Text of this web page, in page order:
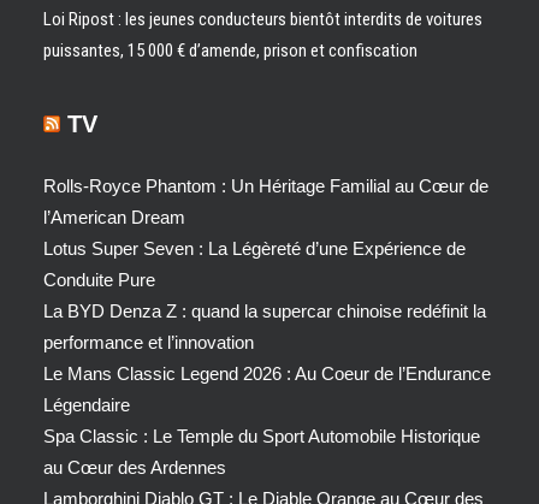
Loi Ripost : les jeunes conducteurs bientôt interdits de voitures
puissantes, 15 000 € d’amende, prison et confiscation
TV
Rolls-Royce Phantom : Un Héritage Familial au Cœur de
l’American Dream
Lotus Super Seven : La Légèreté d’une Expérience de
Conduite Pure
La BYD Denza Z : quand la supercar chinoise redéfinit la
performance et l’innovation
Le Mans Classic Legend 2026 : Au Coeur de l’Endurance
Légendaire
Spa Classic : Le Temple du Sport Automobile Historique
au Cœur des Ardennes
Lamborghini Diablo GT : Le Diable Orange au Cœur des